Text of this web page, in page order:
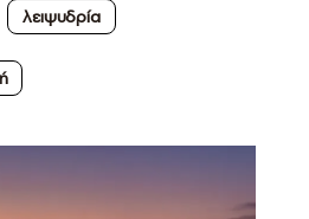
λειψυδρία